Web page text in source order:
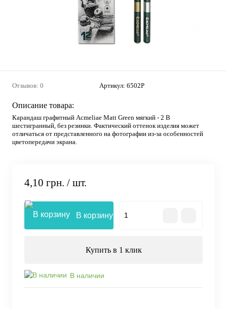
Отзывов: 0 Артикул: 6502P
Описание товара:
Карандаш графитный Acmeliae Matt Green мягкий - 2 B
шестигранный, без резинки. Фактический оттенок изделия может
отличаться от представленного на фотографии из-за особенностей
цветопередачи экрана.
4,10 грн. / шт.
В корзину
Купить в 1 клик
В наличии